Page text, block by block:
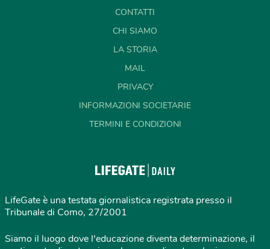
CONTATTI
CHI SIAMO
LA STORIA
MAIL
PRIVACY
INFORMAZIONI SOCIETARIE
TERMINI E CONDIZIONI
LifeGate è una testata giornalistica registrata presso il
Tribunale di Como, 27/2001
Siamo il luogo dove l'educazione diventa determinazione, il